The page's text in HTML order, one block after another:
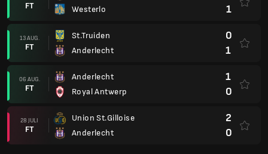
FT
Westerlo
1
13 AUG.
FT
St.Truiden
Anderlecht
0
1
06 AUG.
FT
Anderlecht
Royal Antwerp
1
0
28 JULI
FT
Union St.Gilloise
Anderlecht
2
0